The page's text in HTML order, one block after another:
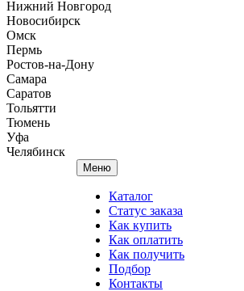
Нижний Новгород
Новосибирск
Омск
Пермь
Ростов-на-Дону
Самара
Саратов
Тольятти
Тюмень
Уфа
Челябинск
Меню
Каталог
Статус заказа
Как купить
Как оплатить
Как получить
Подбор
Контакты